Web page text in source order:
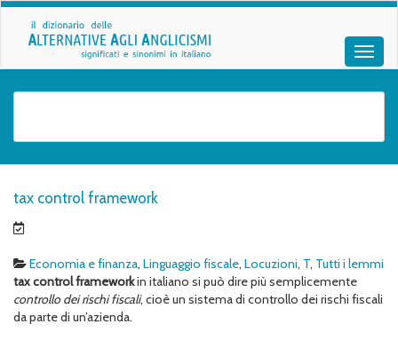
tax control framework
Economia e finanza, Linguaggio fiscale, Locuzioni, T, Tutti i lemmi
tax control frameworkin italiano si può dire più semplicemente
controllo dei rischi fiscali, cioè un sistema di controllo dei rischi fiscali
da parte di un’azienda.